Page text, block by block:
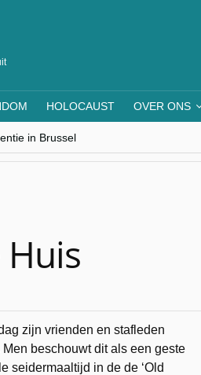
HOLOCAUST OVER ONS
in Brussel
Jinnih Beels (Vooruit)
zijn vrienden en stafleden
beschouwt dit als een geste
seidermaaltijd in de de ‘Old